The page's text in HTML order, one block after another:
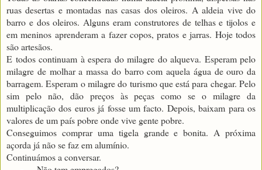
ruas desertas e montadas nas casas dos oleiros. A aldeia vive do
barro e dos oleiros. Alguns eram construtores de telhas e tijolos e
em meninos aprenderam a fazer copos, pratos e jarras. Hoje todos
são artesãos.
E todos continuam à espera do milagre do alqueva. Esperam pelo
milagre de molhar a massa do barro com aquela água de ouro da
barragem. Esperam o milagre do turismo que está para chegar. Pelo
sim pelo não, dão preços às peças como se o milagre da
multiplicação dos euros já fosse um facto. Depois, baixam para os
valores de um país pobre onde vive gente pobre.
Conseguimos comprar uma tigela grande e bonita. A próxima
açorda já não se faz em alumínio.
Continuámos a conversar.